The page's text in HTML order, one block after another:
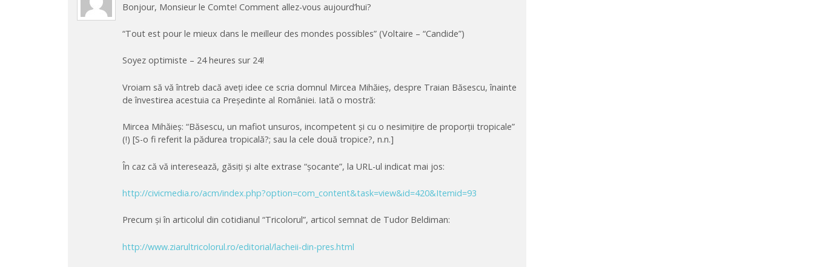
Bonjour, Monsieur le Comte! Comment allez-vous aujourd’hui?
“Tout est pour le mieux dans le meilleur des mondes possibles” (Voltaire – “Candide”)
Soyez optimiste – 24 heures sur 24!
Vroiam să vă întreb dacă aveți idee ce scria domnul Mircea Mihăieș, despre Traian Băsescu, înainte
de învestirea acestuia ca Președinte al României. Iată o mostră:
Mircea Mihăieș: “Băsescu, un mafiot unsuros, incompetent și cu o nesimițire de proporții tropicale”
(!) [S-o fi referit la pădurea tropicală?; sau la cele două tropice?, n.n.]
În caz că vă interesează, găsiți și alte extrase “șocante”, la URL-ul indicat mai jos:
http://civicmedia.ro/acm/index.php?option=com_content&task=view&id=420&Itemid=93
Precum și în articolul din cotidianul “Tricolorul”, articol semnat de Tudor Beldiman:
http://www.ziarultricolorul.ro/editorial/lacheii-din-pres.html